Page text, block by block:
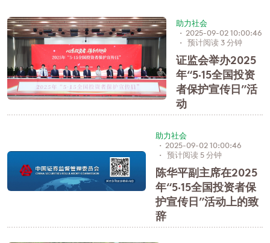
助力社会
2025-09-02 10:00:46
预计阅读 3 分钟
证监会举办2025
年“5·15全国投资
者保护宣传日”活
动
助力社会
2025-09-02 10:00:46
预计阅读 5 分钟
陈华平副主席在2025
年“5·15全国投资者保
护宣传日”活动上的致
辞